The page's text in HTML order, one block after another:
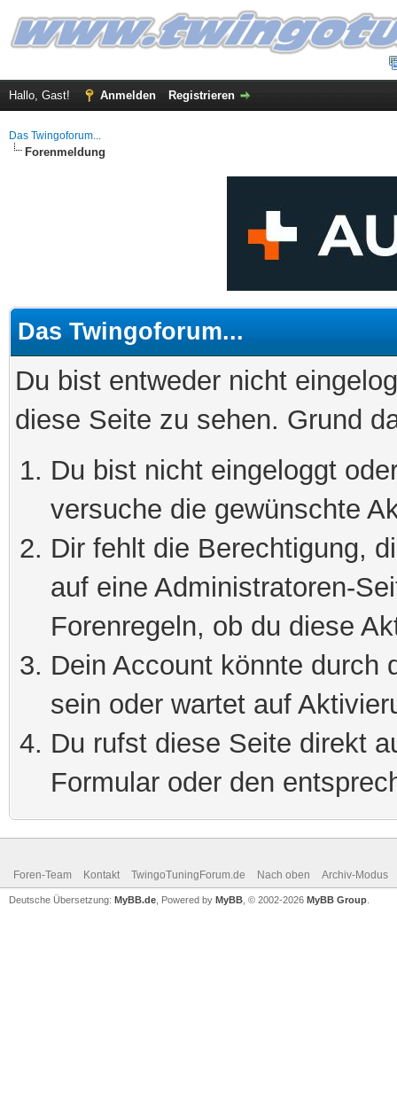
Hallo, Gast! Anmelden Registrieren
Das Twingoforum...
Forenmeldung
Das Twingoforum...
Du bist entweder nicht
diese Seite zu sehen. Grund
Du bist nicht eingeloggt
versuche die gewünschte
Dir fehlt die Berechtigung,
auf eine Administratoren-
Forenregeln, ob du diese
Dein Account könnte durch
sein oder wartet auf
Du rufst diese Seite direkt
Formular oder den
Foren-Team Kontakt TwingoTuningForum.de Nach oben Archiv-Modus
Deutsche Übersetzung: MyBB.de , Powered by MyBB , © 2002-2026 MyBB Group